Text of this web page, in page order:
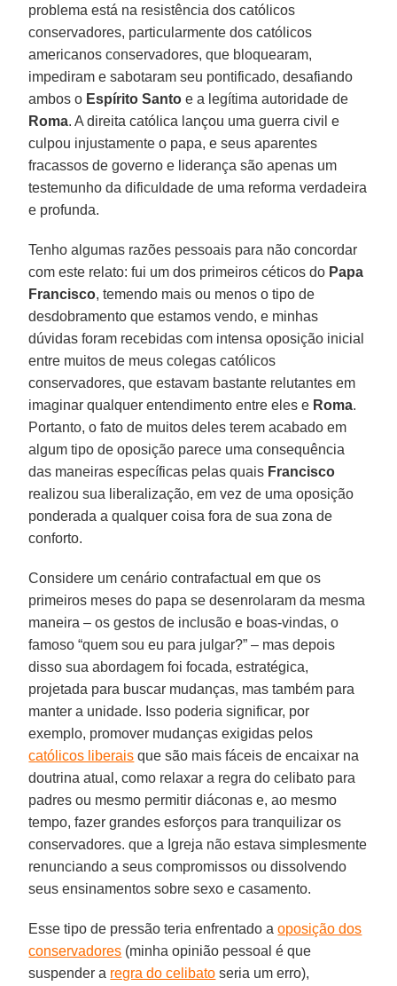
problema está na resistência dos católicos
conservadores, particularmente dos católicos
americanos conservadores, que bloquearam,
impediram e sabotaram seu pontificado, desafiando
ambos o Espírito Santo e a legítima autoridade de
Roma. A direita católica lançou uma guerra civil e
culpou injustamente o papa, e seus aparentes
fracassos de governo e liderança são apenas um
testemunho da dificuldade de uma reforma verdadeira
e profunda.
Tenho algumas razões pessoais para não concordar
com este relato: fui um dos primeiros céticos do Papa
Francisco, temendo mais ou menos o tipo de
desdobramento que estamos vendo, e minhas
dúvidas foram recebidas com intensa oposição inicial
entre muitos de meus colegas católicos
conservadores, que estavam bastante relutantes em
imaginar qualquer entendimento entre eles e Roma.
Portanto, o fato de muitos deles terem acabado em
algum tipo de oposição parece uma consequência
das maneiras específicas pelas quais Francisco
realizou sua liberalização, em vez de uma oposição
ponderada a qualquer coisa fora de sua zona de
conforto.
Considere um cenário contrafactual em que os
primeiros meses do papa se desenrolaram da mesma
maneira – os gestos de inclusão e boas-vindas, o
famoso “quem sou eu para julgar?” – mas depois
disso sua abordagem foi focada, estratégica,
projetada para buscar mudanças, mas também para
manter a unidade. Isso poderia significar, por
exemplo, promover mudanças exigidas pelos
católicos liberais que são mais fáceis de encaixar na
doutrina atual, como relaxar a regra do celibato para
padres ou mesmo permitir diáconas e, ao mesmo
tempo, fazer grandes esforços para tranquilizar os
conservadores. que a Igreja não estava simplesmente
renunciando a seus compromissos ou dissolvendo
seus ensinamentos sobre sexo e casamento.
Esse tipo de pressão teria enfrentado aoposição dos
conservadores (minha opinião pessoal é que
suspender a regra do celibato seria um erro),